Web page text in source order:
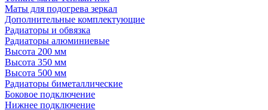
Маты для подогрева зеркал
Дополнительные комплектующие
Радиаторы и обвязка
Радиаторы алюминиевые
Высота 200 мм
Высота 350 мм
Высота 500 мм
Радиаторы биметаллические
Боковое подключение
Нижнее подключение